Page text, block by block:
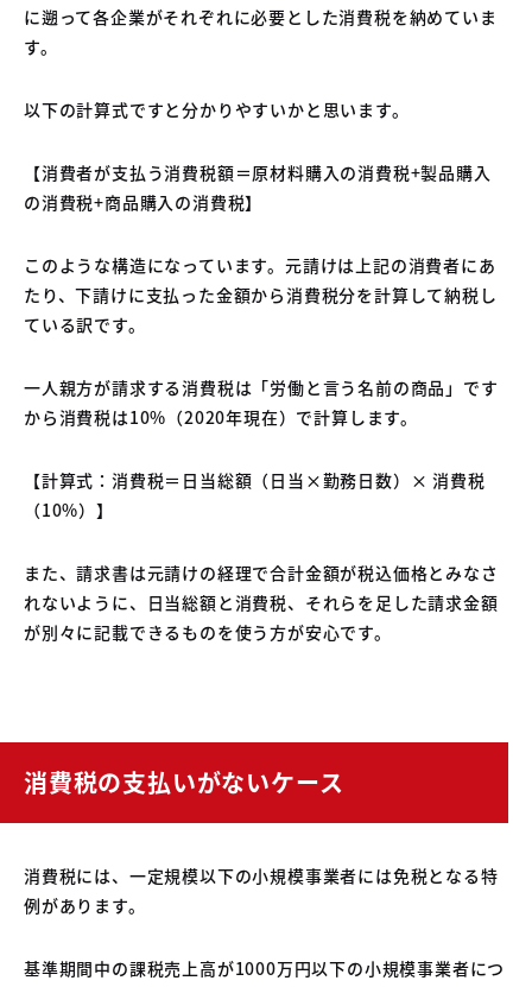
に遡って各企業がそれぞれに必要とした消費税を納めていま
す。
以下の計算式ですと分かりやすいかと思います。
【消費者が支払う消費税額＝原材料購入の消費税+製品購入
の消費税+商品購入の消費税】
このような構造になっています。元請けは上記の消費者にあ
たり、下請けに支払った金額から消費税分を計算して納税し
ている訳です。
一人親方が請求する消費税は「労働と言う名前の商品」です
から消費税は10%（2020年現在）で計算します。
【計算式：消費税＝日当総額（日当×勤務日数）× 消費税
（10%）】
また、請求書は元請けの経理で合計金額が税込価格とみなさ
れないように、日当総額と消費税、それらを足した請求金額
が別々に記載できるものを使う方が安心です。
消費税の支払いがないケース
消費税には、一定規模以下の小規模事業者には免税となる特
例があります。
基準期間中の課税売上高が1000万円以下の小規模事業者につ